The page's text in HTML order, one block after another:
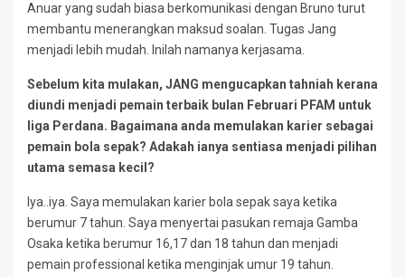
Anuar yang sudah biasa berkomunikasi dengan Bruno turut
membantu menerangkan maksud soalan. Tugas Jang
menjadi lebih mudah. Inilah namanya kerjasama.
Sebelum kita mulakan, JANG mengucapkan tahniah kerana
diundi menjadi pemain terbaik bulan Februari PFAM untuk
liga Perdana. Bagaimana anda memulakan karier sebagai
pemain bola sepak? Adakah ianya sentiasa menjadi pilihan
utama semasa kecil?
Iya..iya. Saya memulakan karier bola sepak saya ketika
berumur 7 tahun. Saya menyertai pasukan remaja Gamba
Osaka ketika berumur 16,17 dan 18 tahun dan menjadi
pemain professional ketika menginjak umur 19 tahun.